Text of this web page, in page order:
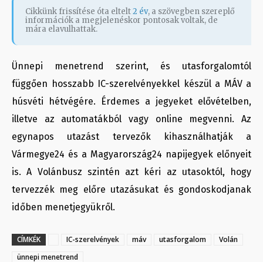
Cikkünk frissítése óta eltelt2 év, a szövegben szereplő
információk a megjelenéskor pontosak voltak, de
mára elavulhattak.
Ünnepi menetrend szerint, és utasforgalomtól
függően hosszabb IC-szerelvényekkel készül a MÁV a
húsvéti hétvégére. Érdemes a jegyeket elővételben,
illetve az automatákból vagy online megvenni. Az
egynapos utazást tervezők kihasználhatják a
Vármegye24 és a Magyarország24 napijegyek előnyeit
is. A Volánbusz szintén azt kéri az utasoktól, hogy
tervezzék meg előre utazásukat és gondoskodjanak
időben menetjegyükről.
CÍMKÉK IC-szerelvények máv utasforgalom
Volán
ünnepi menetrend